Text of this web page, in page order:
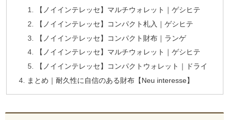
【ノイインテレッセ】マルチウォレット｜ゲシヒテ
【ノイインテレッセ】コンパクト札入｜ゲシヒテ
【ノイインテレッセ】コンパクト財布｜ランゲ
【ノイインテレッセ】マルチウォレット｜ゲシヒテ
【ノイインテレッセ】コンパクトウォレット｜ドライ
まとめ｜耐久性に自信のある財布【Neu interesse】